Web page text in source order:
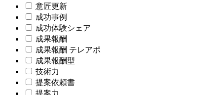
意匠更新
成功事例
成功体験シェア
成果報酬
成果報酬 テレアポ
成果報酬型
技術力
提案依頼書
提案力